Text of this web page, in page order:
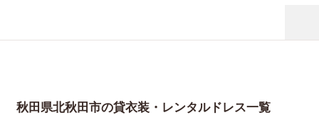
秋田県北秋田市の貸衣装・レンタルドレス一覧